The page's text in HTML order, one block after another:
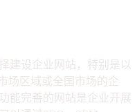
建设企业网站，特别是以
场区域或全国市场的企
能完善的网站是企业开展